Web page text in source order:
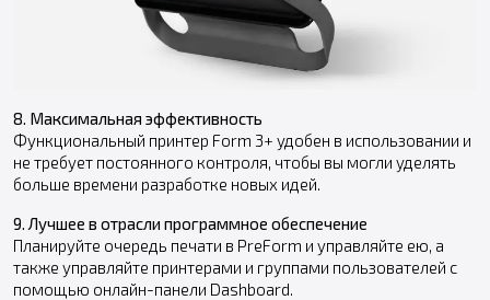
8. Максимальная эффективность
Функциональный принтер Form 3+ удобен в использовании и
не требует постоянного контроля, чтобы вы могли уделять
больше времени разработке новых идей.
9. Лучшее в отрасли программное обеспечение
Планируйте очередь печати в PreForm и управляйте ею, а
также управляйте принтерами и группами пользователей с
помощью онлайн-панели Dashboard.